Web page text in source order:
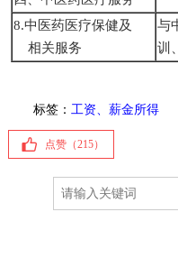
8.中医药医疗保健及
相关服务
与
训
标签： 工资、薪金所得
点赞（215）